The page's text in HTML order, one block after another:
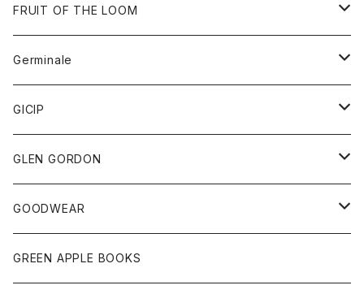
Tシャツ
ボトム
バッグ
サングラス
FRUIT OF THE LOOM
アウター
パーカー
グッズ
ネクタイ
チーフ
トップス
シャツ
タンクトップ
ボトム
ショートパンツ
レディース
Germinale
靴
サンダル
GICIP
トップス
Tシャツ
GLEN GORDON
グッズ
手袋
GOODWEAR
トップス
GREEN APPLE BOOKS